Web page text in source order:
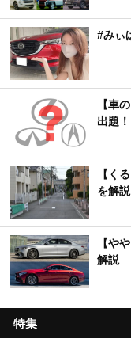
#みぃ
【車
出題！
【く
を解説
【や
解説
特集